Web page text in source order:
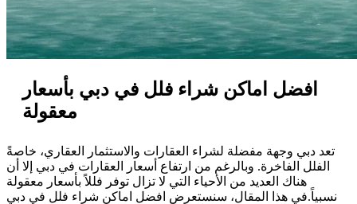
افضل اماكن شراء فلل في دبي بأسعار
معقولة
تعد دبي وجهة مفضلة لشراء العقارات والاستثمار العقاري، خاصةً
الفلل الفاخرة. وبالرغم من ارتفاع أسعار العقارات في دبي إلا أن
هناك العديد من الأحياء التي لا تزال توفر فللاً بأسعار معقولة
نسبياً.في هذا المقال، سنستعرض افضل اماكن شراء فلل في دبي